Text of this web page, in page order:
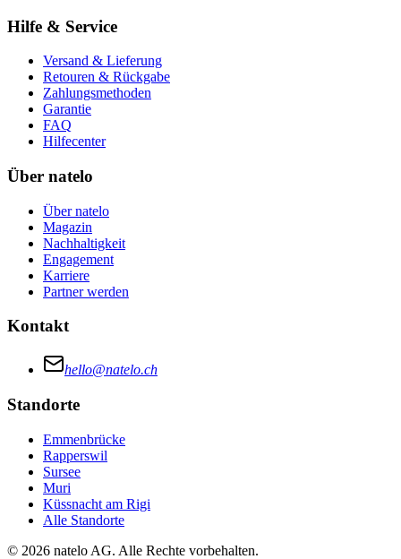
Hilfe & Service
Versand & Lieferung
Retouren & Rückgabe
Zahlungsmethoden
Garantie
FAQ
Hilfecenter
Über natelo
Über natelo
Magazin
Nachhaltigkeit
Engagement
Karriere
Partner werden
Kontakt
hello@natelo.ch
Standorte
Emmenbrücke
Rapperswil
Sursee
Muri
Küssnacht am Rigi
Alle Standorte
© 2026 natelo AG. Alle Rechte vorbehalten.